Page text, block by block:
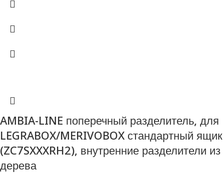
AMBIA-LINE поперечный разделитель, для
LEGRABOX/MERIVOBOX стандартный ящик
(ZC7SXXXRH2), внутренние разделители из
дерева